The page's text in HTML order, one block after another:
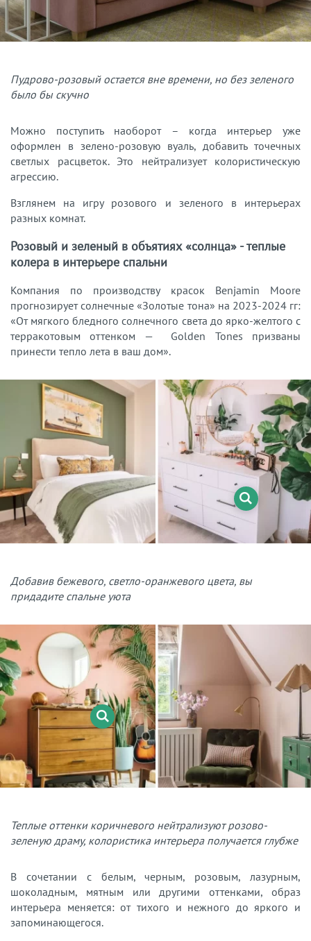
Пудрово-розовый остается вне времени, но без зеленого
было бы скучно
Можно поступить наоборот – когда интерьер уже
оформлен в зелено-розовую вуаль, добавить точечных
светлых расцветок. Это нейтрализует колористическую
агрессию.
Взглянем на игру розового и зеленого в интерьерах
разных комнат.
Розовый и зеленый в объятиях «солнца» - теплые
колера в интерьере спальни
Компания по производству красок Benjamin Moore
прогнозирует солнечные «Золотые тона» на 2023-2024 гг:
«От мягкого бледного солнечного света до ярко-желтого с
терракотовым оттенком — Golden Tones призваны
принести тепло лета в ваш дом».
Добавив бежевого, светло-оранжевого цвета, вы
придадите спальне уюта
Теплые оттенки коричневого нейтрализуют розово-
зеленую драму, колористика интерьера получается глубже
В сочетании с белым, черным, розовым, лазурным,
шоколадным, мятным или другими оттенками, образ
интерьера меняется: от тихого и нежного до яркого и
запоминающегося.